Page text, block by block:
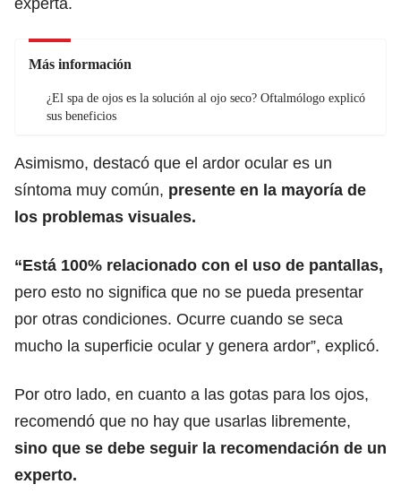
Más información
¿El spa de ojos es la solución al ojo seco? Oftalmólogo explicó
sus beneficios
Asimismo, destacó que el ardor ocular es un
síntoma muy común, presente en la mayoría de
los problemas visuales.
“Está 100% relacionado con el uso de pantallas,
pero esto no significa que no se pueda presentar
por otras condiciones. Ocurre cuando se seca
mucho la superficie ocular y genera ardor”, explicó.
Por otro lado, en cuanto a las gotas para los ojos,
recomendó que no hay que usarlas libremente,
sino que se debe seguir la recomendación de un
experto.